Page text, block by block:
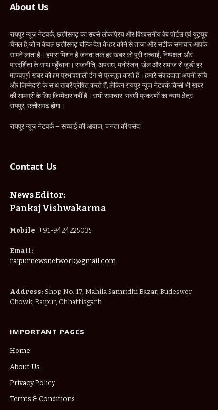
About Us
रायपुर न्यूज नेटवर्क, छत्तीसगढ़ का सबसे लोकप्रिय और विश्वसनीय वेब पोर्टल एवं यूट्यूब
चैनल है,जो न केवल छत्तीसगढ़ बल्कि देश के हर कोने से ताजा और सटीक समाचार आपके
सामने लाता है। हमारा मिशन है जनता तक हर खबर को पूरी सच्चाई, निष्पक्षता और
पारदर्शिता के साथ पहुँचाना। राजनीति, अपराध, मनोरंजन, खेल और समाज से जुड़ी हर
महत्वपूर्ण खबर को हम प्रभावशाली ढंग से प्रस्तुत करते हैं। हमारे संवाददाता अपनी रुचि
और जिम्मेदारी के साथ खबरें प्रेषित करते हैं, लेकिन रायपुर न्यूज नेटवर्क किसी भी खबर
की सामग्री के लिए जिम्मेदार नहीं है। सभी समाचार-संबंधी प्रकरणों का न्याय क्षेत्र
रायपुर, छत्तीसगढ़ होगा।
रायपुर न्यूज नेटवर्क – सच्चाई की आवाज, जनता की पसंद!
Contact Us
News Editor:
Pankaj Vishwakarma
Mobile: +91-9424225035
Email:
raipurnewsnetwork@gmail.com
Address: Shop No. 17, Mahila Samridhi Bazar, Budeswer
Chowk, Raipur, Chhattisgarh
IMPORTANT PAGES
Home
About Us
Privacy Policy
Terms & Conditions